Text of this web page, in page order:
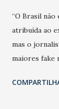
“O Brasil
atribuída ao
mas o
maiores fake
publica esta